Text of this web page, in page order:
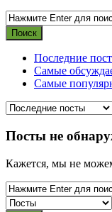
Последние
Самые
Самые
Посты не
Кажется, мы не